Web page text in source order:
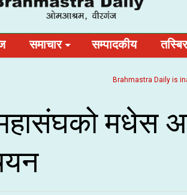
समाचार सम्पादकीय तस्बिर
Brahmastra Daily is
मधेस